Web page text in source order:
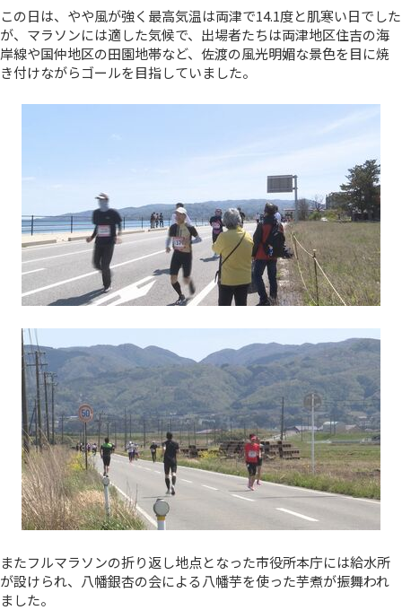
この日は、やや風が強く最高気温は両津で14.1度と肌寒い日でした
が、マラソンには適した気候で、出場者たちは両津地区住吉の海
岸線や国仲地区の田園地帯など、佐渡の風光明媚な景色を目に焼
き付けながらゴールを目指していました。
またフルマラソンの折り返し地点となった市役所本庁には給水所
が設けられ、八幡銀杏の会による八幡芋を使った芋煮が振舞われ
ました。